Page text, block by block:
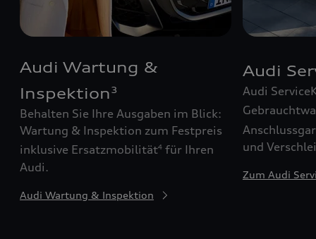
Audi Wartung &
Inspektion 3
Behalten Sie Ihre Ausgaben im Blick:
Wartung & Inspektion zum Festpreis
inklusive Ersatzmobilität4 für Ihren
Audi.
Audi Wartung & Inspektion
Audi
Audi
und
Zum Audi